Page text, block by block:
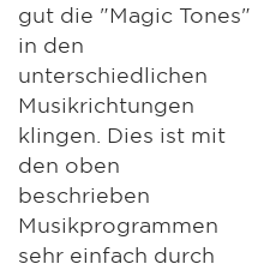
gut die "Magic Tones"
in den
unterschiedlichen
Musikrichtungen
klingen. Dies ist mit
den oben
beschrieben
Musikprogrammen
sehr einfach durch